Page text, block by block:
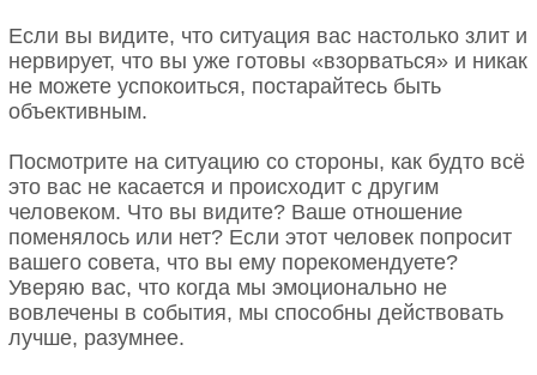
Если вы видите, что ситуация вас настолько злит и
нервирует, что вы уже готовы «взорваться» и никак
не можете успокоиться, постарайтесь быть
объективным.
Посмотрите на ситуацию со стороны, как будто всё
это вас не касается и происходит с другим
человеком. Что вы видите? Ваше отношение
поменялось или нет? Если этот человек попросит
вашего совета, что вы ему порекомендуете?
Уверяю вас, что когда мы эмоционально не
вовлечены в события, мы способны действовать
лучше, разумнее.